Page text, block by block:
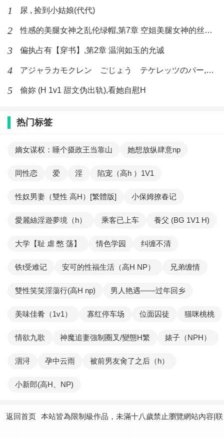
1 尿 , 捡到小姑娘(代代)
2 性感的美腿女神之乱伦绿帽,第7章 空姐美腿女神的丝袜足交
3 偏执占有【穿书】,第2章 温润如玉的允诚
4 アジャラカモクレン ごじょう テケレッツのパー,【No. 42 Rube Goldberg Machine】十四
5 偷妳 (H 1v1 甜文伪出轨),看她自慰H
热门标签
嫡女谋权：睡个摄政王当靠山 她想放纵肆意np
同性恋 爱 淫 陷宠（高h ）1V1
性奴男妻（雙性 高H）[繁體版] 小保姆撩春记
愛麗絲淫遊夢境（h） 乘客已上车 養父 (BG 1V1 H)
大学【耻 虐 憋 荡】 情色学园 纠缠不清
铁t受难记 安可的性福生活（高H NP） 兄弟缠情
雙性笑笑淫蕩行(高H np) 男人艳遇——过年回乡
美味佳肴（1v1） 寡红停车场 位面囚徒 猫咪桃桃
情欲九歌 神魔追妻強制圈叉/變態H繁 婊子（NPH）
洇浔 孕中云雨 被前男友肏了之后（h）
小新郎(高H、NP)
返回首页 本站皆為限制級作品，未滿十八歲禁止瀏覽網站內容|联